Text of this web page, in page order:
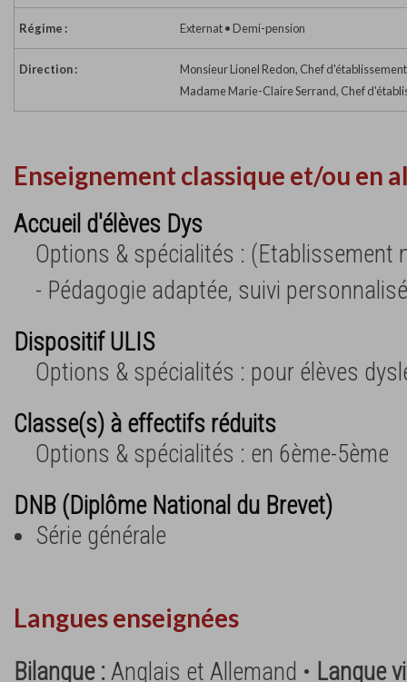
Régime : Externat • Demi-pension
Direction :
Monsieur Lionel Redon, Chef d'établissement
Madame Marie-Claire Serrand, Chef
Enseignement classique et/ou en
Accueil d'élèves Dys
Options & spécialités : (Etablissement
- Pédagogie adaptée, suivi personnalisé
Dispositif ULIS
Options & spécialités : pour élèves
Classe(s) à effectifs réduits
Options & spécialités : en 6ème-5ème
DNB (Diplôme National du Brevet)
Série générale
Langues enseignées
Bilangue :Anglais et Allemand • Langue